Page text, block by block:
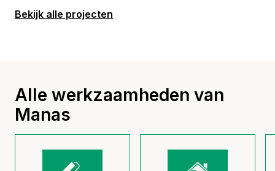
Bekijk alle projecten
Alle werkzaamheden van
Manas